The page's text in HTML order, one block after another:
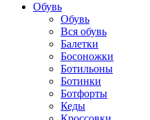
Обувь
Обувь
Вся обувь
Балетки
Босоножки
Ботильоны
Ботинки
Ботфорты
Кеды